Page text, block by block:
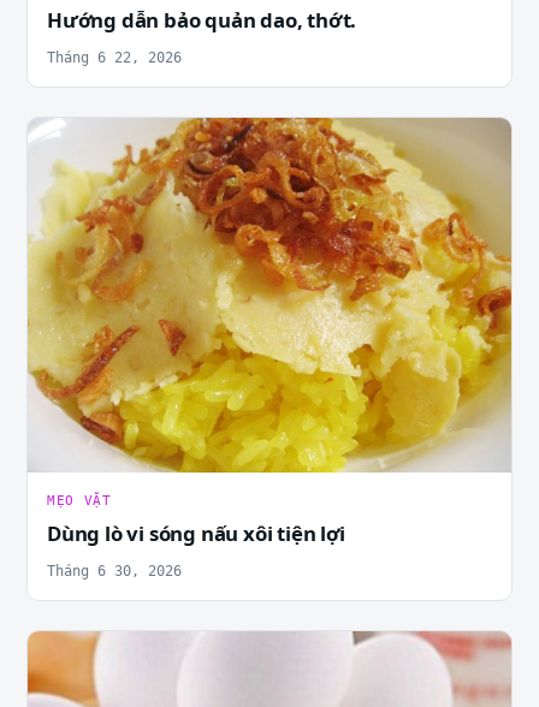
Hướng dẫn bảo quản dao, thớt.
Tháng 6 22, 2026
MẸO VẶT
Dùng lò vi sóng nấu xôi tiện lợi
Tháng 6 30, 2026